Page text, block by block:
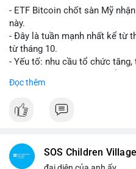
- ETF Bitcoin chốt sàn Mỹ
này.
- Đây là tuần mạnh nhất kể từ
từ tháng 10.
- Yếu tố: nhu cầu tổ chức
dẫn.
#binancesquare
#vlikevn #titanbot
Đọc thêm
SOS Children